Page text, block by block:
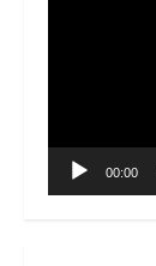
00:00